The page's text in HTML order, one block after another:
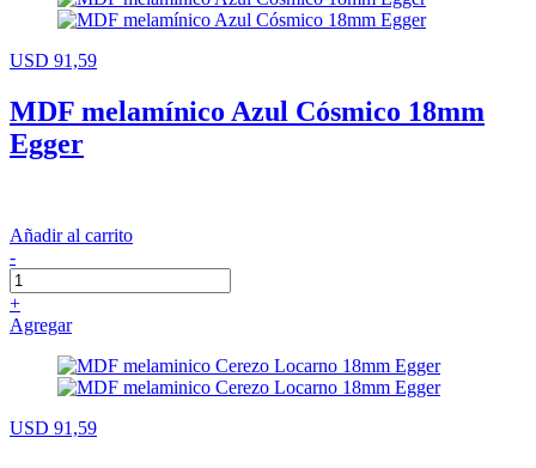
USD 91,59
MDF melamínico Azul Cósmico 18mm
Egger
Añadir al carrito
-
+
Agregar
USD 91,59